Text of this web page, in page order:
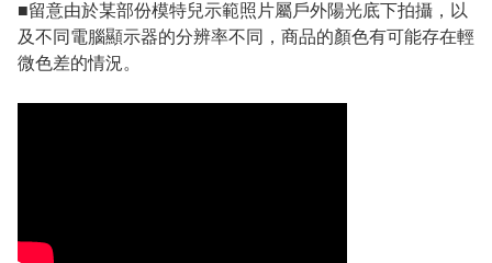
■留意由於某部份模特兒示範照片屬戶外陽光底下拍攝，以
及不同電腦顯示器的分辨率不同，商品的顏色有可能存在輕
微色差的情況。